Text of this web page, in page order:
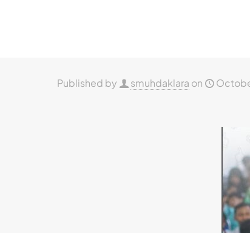
Published by smuhdaklara on